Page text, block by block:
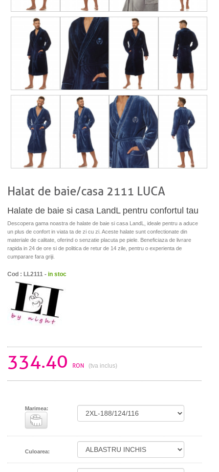
Halat de baie/casa 2111 LUCA
Halate de baie si casa LandL pentru confortul tau
Descopera gama noastra de halate de baie si casa LandL, ideale pentru a aduce
un plus de confort in viata ta de zi cu zi. Aceste halate sunt confectionate din
materiale de calitate, oferind o senzatie placuta pe piele. Beneficiaza de livrare
rapida in 24 de ore si de politica de retur de 14 zile, pentru o experienta de
cumparare fara griji.
Cod : LL2111 - in stoc
334.40 RON (tva inclus)
Marimea:
Culoarea: